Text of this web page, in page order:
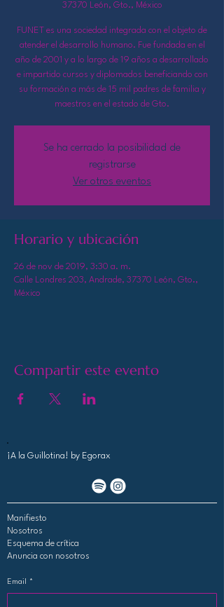
37370 León, Gto., México
FUNET es una sociedad integrada con el objeto de
atender el desarrollo humano. Fue fundada en el
año de 2001 y a lo largo de 19 años a desarrollado
e impartido cursos y diplomados beneficiando con
su formación a más de 15 mil padres de familia y
maestros en el estado de Gto.
Se ha cerrado la posibilidad de
registrarse
Ver otros eventos
Horario y ubicación
26 de nov de 2019, 3:30 a. m.
Calle Londres 203, Andrade, 37370 León, Gto.,
México
Compartir este evento
¡A la Guillotina! by Egorax
Manifiesto
Nosotros
Esquema de crítica
Anuncia con nosotros
Email *